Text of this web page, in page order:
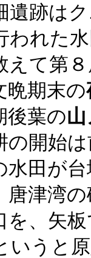
遺跡は
われた
えて第
晩期末の
後葉の
の開始
水田が
唐津湾
を、矢
いうと